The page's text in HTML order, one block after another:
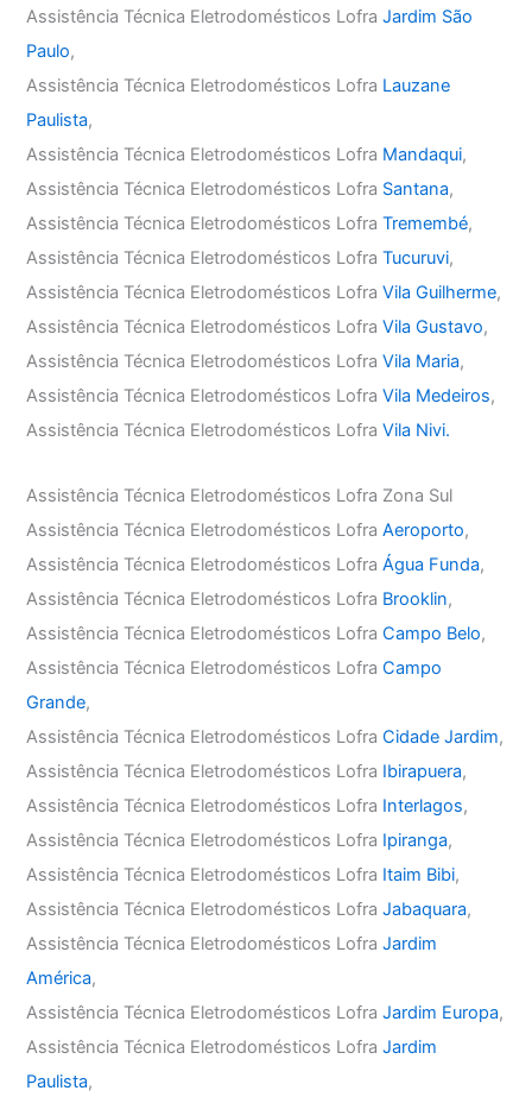
Assistência Técnica Eletrodomésticos LofraJardim São
Paulo,
Assistência Técnica Eletrodomésticos Lofra Lauzane
Paulista,
Assistência Técnica Eletrodomésticos Lofra Mandaqui,
Assistência Técnica Eletrodomésticos Lofra Santana,
Assistência Técnica Eletrodomésticos LofraTremembé,
Assistência Técnica Eletrodomésticos LofraTucuruvi,
Assistência Técnica Eletrodomésticos LofraVila Guilherme,
Assistência Técnica Eletrodomésticos LofraVila Gustavo,
Assistência Técnica Eletrodomésticos LofraVila Maria,
Assistência Técnica Eletrodomésticos LofraVila Medeiros,
Assistência Técnica Eletrodomésticos LofraVila Nivi.
Assistência Técnica Eletrodomésticos Lofra Zona Sul
Assistência Técnica Eletrodomésticos LofraAeroporto,
Assistência Técnica Eletrodomésticos LofraÁgua Funda,
Assistência Técnica Eletrodomésticos Lofra Brooklin,
Assistência Técnica Eletrodomésticos LofraCampo Belo,
Assistência Técnica Eletrodomésticos LofraCampo
Grande,
Assistência Técnica Eletrodomésticos LofraCidade Jardim,
Assistência Técnica Eletrodomésticos Lofra Ibirapuera,
Assistência Técnica Eletrodomésticos Lofra Interlagos,
Assistência Técnica Eletrodomésticos Lofra Ipiranga,
Assistência Técnica Eletrodomésticos Lofra Itaim Bibi,
Assistência Técnica Eletrodomésticos LofraJabaquara,
Assistência Técnica Eletrodomésticos LofraJardim
América,
Assistência Técnica Eletrodomésticos LofraJardim Europa,
Assistência Técnica Eletrodomésticos LofraJardim
Paulista,